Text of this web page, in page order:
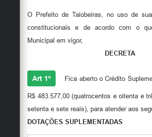
O Prefeito de Taiobeiras, no uso de
constitucionais e de acordo com o
Municipal em vigor,
DECRETA
Art 1º Fica aberto o Crédito
R$ 483.577,00 (quatrocentos e oitenta e
setenta e sete reais), para atender aos
DOTAÇÕES SUPLEMENTADAS